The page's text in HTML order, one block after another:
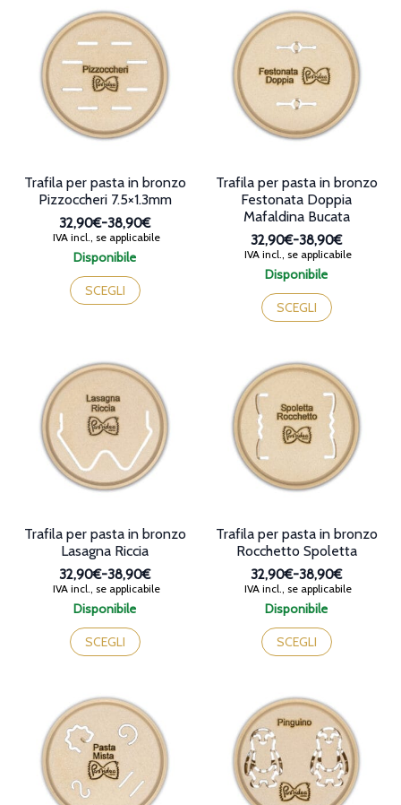
varianti.
Le
opzioni
possono
essere
scelte
nella
pagina
del
varianti.
Le
opzioni
possono
essere
scelte
nella
pagina
del
Disponibile
Trafila per pasta in bronzo
Pizzoccheri 7.5×1.3mm
32,90€-38,90€
Fascia
di
da
32,90€
IVA incl., se applicabile
SCEGLI
Questo
prodotto
ha
opzioni
possono
essere
scelte
nella
pagina
del
prodotto
Disponibile
Trafila per pasta in bronzo
Festonata Doppia
Mafaldina Bucata
32,90€-38,90€
Fascia
di
da
32,90€
IVA incl., se applicabile
SCEGLI
Questo
prodotto
ha
varianti.
Le
opzioni
possono
essere
scelte
nella
pagina
del
Disponibile
Trafila per pasta in bronzo
Lasagna Riccia
32,90€-38,90€
Fascia
di
da
32,90€
IVA incl., se applicabile
SCEGLI
Questo
prodotto
ha
Le
opzioni
possono
essere
scelte
nella
Disponibile
Trafila per pasta in bronzo
Rocchetto Spoletta
32,90€-38,90€
Fascia
di
da
32,90€
IVA incl., se applicabile
SCEGLI
Questo
prodotto
ha
Le
opzioni
possono
essere
scelte
nella